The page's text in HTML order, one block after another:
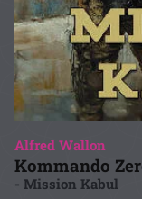
Alfred Wallon
Kommando
- Mission Kabul